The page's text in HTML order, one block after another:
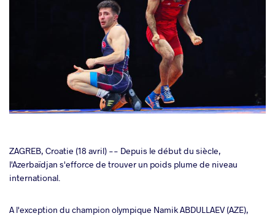
ZAGREB, Croatie (18 avril) -- Depuis le début du siècle,
l'Azerbaïdjan s'efforce de trouver un poids plume de niveau
international.
A l'exception du champion olympique Namik ABDULLAEV (AZE),